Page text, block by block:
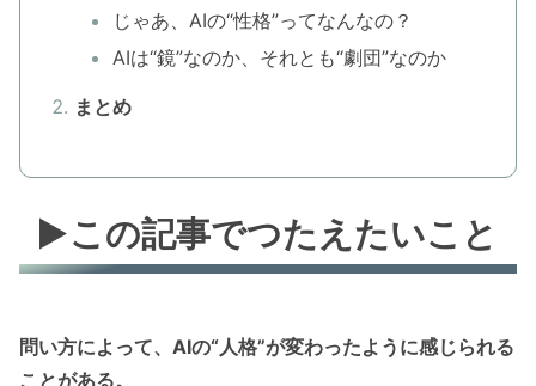
じゃあ、AIの“性格”ってなんなの？
AIは“鏡”なのか、それとも“劇団”なのか
まとめ
▶この記事でつたえたいこと
問い方によって、AIの“人格”が変わったように感じられる
ことがある。